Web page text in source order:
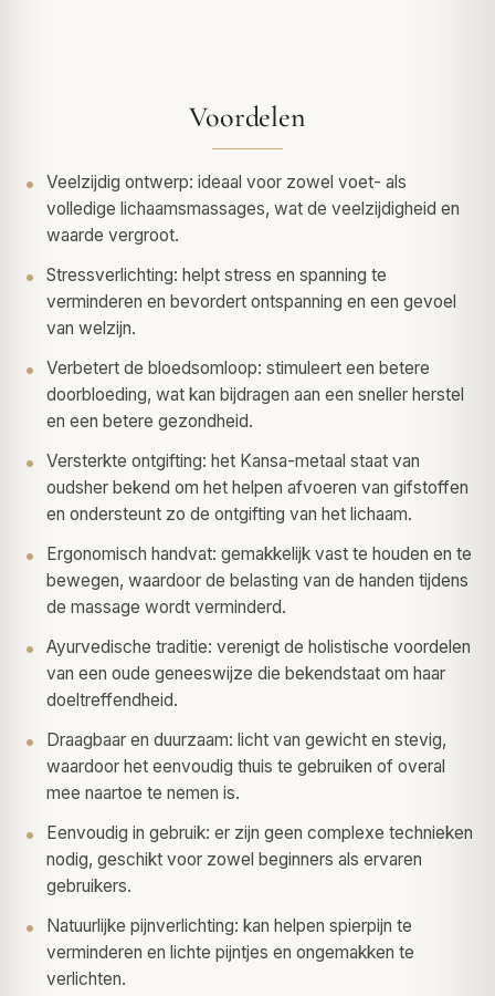
Voordelen
Veelzijdig ontwerp: ideaal voor zowel voet- als
volledige lichaamsmassages, wat de veelzijdigheid en
waarde vergroot.
Stressverlichting: helpt stress en spanning te
verminderen en bevordert ontspanning en een gevoel
van welzijn.
Verbetert de bloedsomloop: stimuleert een betere
doorbloeding, wat kan bijdragen aan een sneller herstel
en een betere gezondheid.
Versterkte ontgifting: het Kansa-metaal staat van
oudsher bekend om het helpen afvoeren van gifstoffen
en ondersteunt zo de ontgifting van het lichaam.
Ergonomisch handvat: gemakkelijk vast te houden en te
bewegen, waardoor de belasting van de handen tijdens
de massage wordt verminderd.
Ayurvedische traditie: verenigt de holistische voordelen
van een oude geneeswijze die bekendstaat om haar
doeltreffendheid.
Draagbaar en duurzaam: licht van gewicht en stevig,
waardoor het eenvoudig thuis te gebruiken of overal
mee naartoe te nemen is.
Eenvoudig in gebruik: er zijn geen complexe technieken
nodig, geschikt voor zowel beginners als ervaren
gebruikers.
Natuurlijke pijnverlichting: kan helpen spierpijn te
verminderen en lichte pijntjes en ongemakken te
verlichten.